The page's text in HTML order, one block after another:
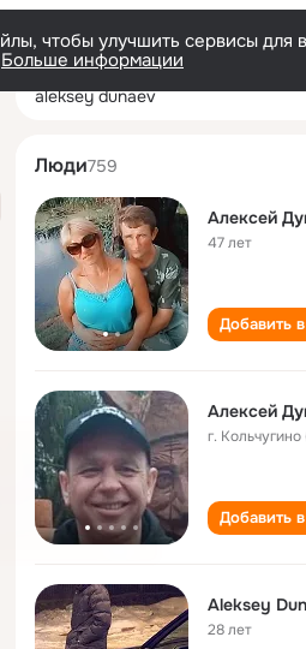
чтобы улучшить сервисы для
Больше информации
aleksey dunaev
Люди759
Алексей
47 лет
Добавить
Алeксeй
г.
Добавить
Aleksey
28 лет